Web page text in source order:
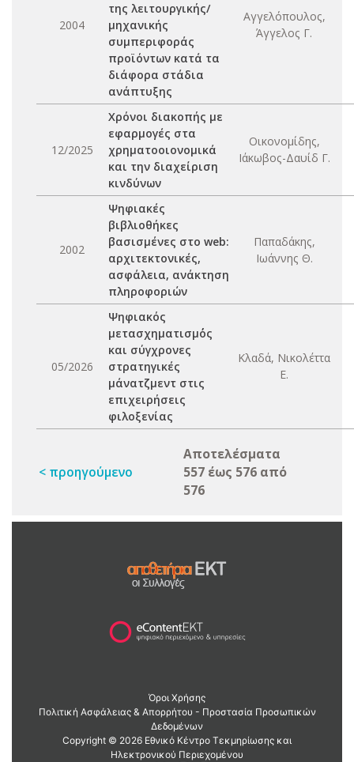
2004
της λειτουργικής/
μηχανικής
συμπεριφοράς
προϊόντων κατά τα
διάφορα στάδια
ανάπτυξης
Αγγελόπουλος,
Άγγελος Γ.
12/2025
Χρόνοι διακοπής με
εφαρμογές στα
χρηματοοιονομικά
και την διαχείριση
κινδύνων
Οικονομίδης,
Ιάκωβος-Δαυίδ Γ.
2002
Ψηφιακές
βιβλιοθήκες
βασισμένες στο web:
αρχιτεκτονικές,
ασφάλεια, ανάκτηση
πληροφοριών
Παπαδάκης,
Ιωάννης Θ.
05/2026
Ψηφιακός
μετασχηματισμ΄ός
και σύγχρονες
στρατηγικές
μάνατζμεντ στις
επιχειρήσεις
φιλοξενίας
Κλαδά, Νικολέττα
Ε.
< προηγούμενο
Αποτελέσματα
557 έως 576 από
576